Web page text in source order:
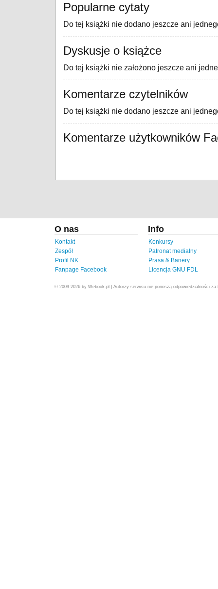
Popularne cytaty
Do tej książki nie dodano jeszcze ani
Dyskusje o książce
Do tej książki nie założono jeszcze ani
Komentarze czytelników
Do tej książki nie dodano jeszcze ani
Komentarze użytkowników
O nas
Kontakt
Zespół
Profil NK
Fanpage Facebook
Info
Konkursy
Patronat medialny
Prasa & Banery
Licencja GNU FDL
© 2009-2026 by Webook.pl | Autorzy serwisu nie ponoszą odpowiedzialności